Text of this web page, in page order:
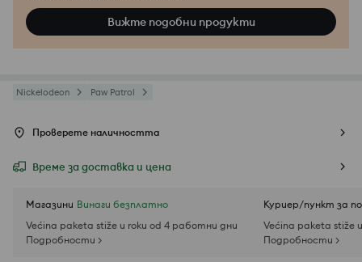
Вижте подобни продукти
Nickelodeon Paw Patrol
Проверете наличността
Време за доставка и цена
Магазини Винаги безплатно
Većina paketa stiže u roku od 4 работни дни
Подробности >
Куриер/пункт за
Većina paketa stiže
Подробности >